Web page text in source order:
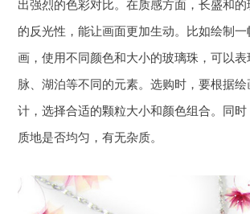
出强烈的色彩对比。在质感方面，长盛和
的反光性，能让画面更加生动。比如绘制
画，使用不同颜色和大小的玻璃珠，可以表
脉、湖泊等不同的元素。选购时，要根据
计，选择合适的颗粒大小和颜色组合。同
质地是否均匀，有无杂质。